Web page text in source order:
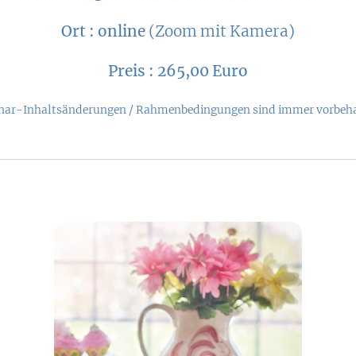
Ort : online (Zoom mit Kamera)
Preis : 265,00 Euro
Inhaltsänderungen / Rahmenbedingungen sind immer